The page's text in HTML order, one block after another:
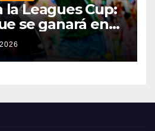
la Leagues Cup:
se ganará en